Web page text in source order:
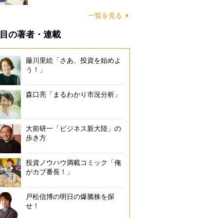
一覧を見る
の著者・連載
藤川里絵「さあ、投資を始めよ
う！」
森口亮「まるわかり市況分析」
大前研一「ビジネス新大陸」の
歩き方
投資ノウハウ満載コミック「俺
がカブ番長！」
戸松信博の明日の爆騰株を探
せ！